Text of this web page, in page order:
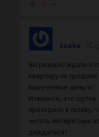
-3
snake
Вы реально ждали и
квартиру не
вырученные деньги?
Извините, это
приходило в голову,
читать интересные
дождаться?